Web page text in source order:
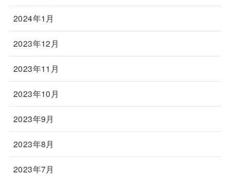
2024年1月
2023年12月
2023年11月
2023年10月
2023年9月
2023年8月
2023年7月